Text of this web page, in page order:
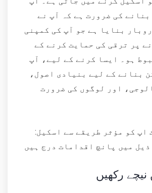
کی ضرورت ہے کہ آپ نے
بنایا ہے جو آپ کی کمپنی
پر ترقی کی حمایت کرنے کے
ہو۔ ایسا کرنے کے لیے، آپ
بنانے کے لیے بنیادی اصول،
اور لوگوں کی ضرورت
:اپنے اسٹارٹ اپ کو مؤثر طریقے سے اسکیل
میں پانچ اقدامات درج ہیں
نیچے رکھیں